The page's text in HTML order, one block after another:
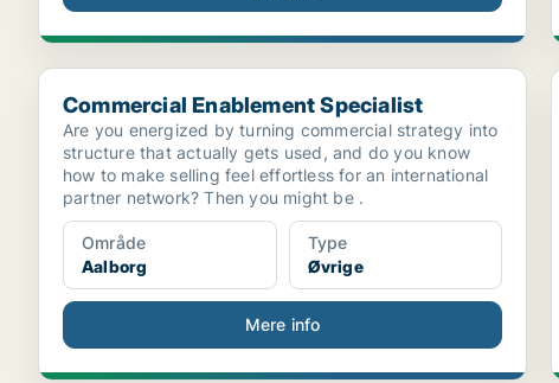
Commercial Enablement Specialist
Commercial Enablement Specialist
Are you energized by turning commercial strategy into
structure that actually gets used, and do you know
how to make selling feel effortless for an international
partner network? Then you might be .
Område
Aalborg
Type
Øvrige
Mere info